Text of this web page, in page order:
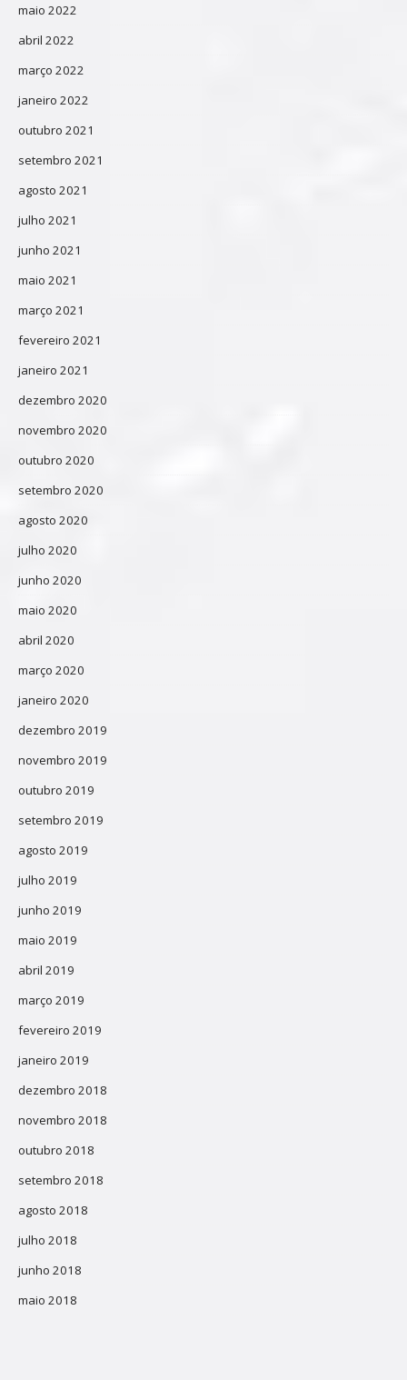
maio 2022
abril 2022
março 2022
janeiro 2022
outubro 2021
setembro 2021
agosto 2021
julho 2021
junho 2021
maio 2021
março 2021
fevereiro 2021
janeiro 2021
dezembro 2020
novembro 2020
outubro 2020
setembro 2020
agosto 2020
julho 2020
junho 2020
maio 2020
abril 2020
março 2020
janeiro 2020
dezembro 2019
novembro 2019
outubro 2019
setembro 2019
agosto 2019
julho 2019
junho 2019
maio 2019
abril 2019
março 2019
fevereiro 2019
janeiro 2019
dezembro 2018
novembro 2018
outubro 2018
setembro 2018
agosto 2018
julho 2018
junho 2018
maio 2018